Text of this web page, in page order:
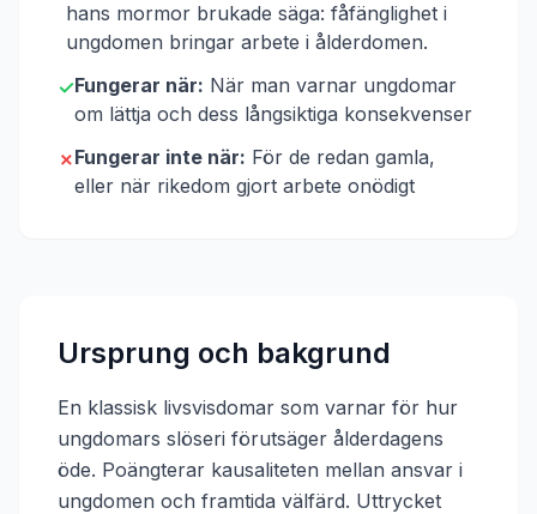
hans mormor brukade säga: fåfänglighet i
ungdomen bringar arbete i ålderdomen.
✓Fungerar när: När man varnar ungdomar
om lättja och dess långsiktiga konsekvenser
✗Fungerar inte när: För de redan gamla,
eller när rikedom gjort arbete onödigt
Ursprung och bakgrund
En klassisk livsvisdomar som varnar för hur
ungdomars slöseri förutsäger ålderdagens
öde. Poängterar kausaliteten mellan ansvar i
ungdomen och framtida välfärd. Uttrycket